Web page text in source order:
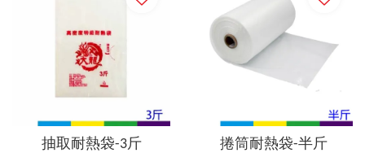
抽取耐熱袋-3斤 捲筒耐熱袋-半斤